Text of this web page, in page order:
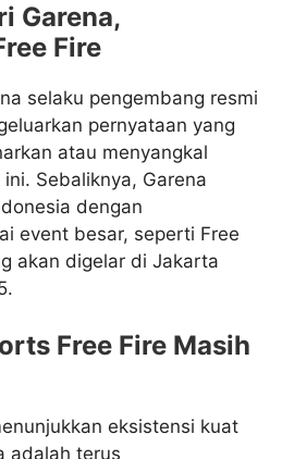
Garena,
Fire
selaku pengembang resmi
pernyataan yang
atau menyangkal
Sebaliknya, Garena
dengan
event besar, seperti Free
akan digelar di Jakarta
Free Fire Masih
eksistensi kuat
adalah terus